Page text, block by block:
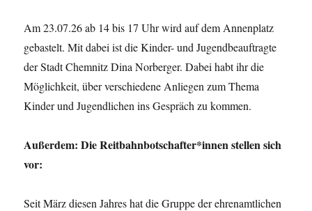
Am 23.07.26 ab 14 bis 17 Uhr wird auf dem Annenplatz
gebastelt. Mit dabei ist die Kinder- und Jugendbeauftragte
der Stadt Chemnitz Dina Norberger. Dabei habt ihr die
Möglichkeit, über verschiedene Anliegen zum Thema
Kinder und Jugendlichen ins Gespräch zu kommen.
Außerdem: Die Reitbahnbotschafter*innen stellen sich
vor:
Seit März diesen Jahres hat die Gruppe der ehrenamtlichen